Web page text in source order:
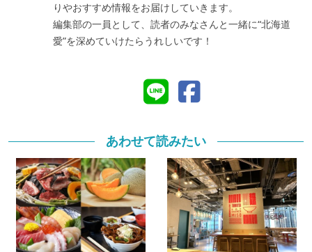
りやおすすめ情報をお届けしていきます。
編集部の一員として、読者のみなさんと一緒に“北海道
愛”を深めていけたらうれしいです！
あわせて読みたい